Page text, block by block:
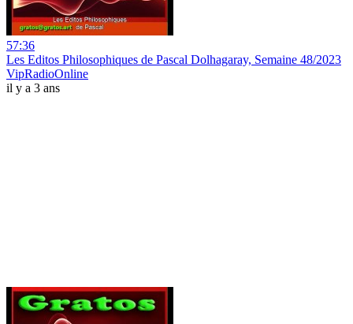
57:36
Les Editos Philosophiques de Pascal Dolhagaray, Semaine 48/2023
VipRadioOnline
il y a 3 ans